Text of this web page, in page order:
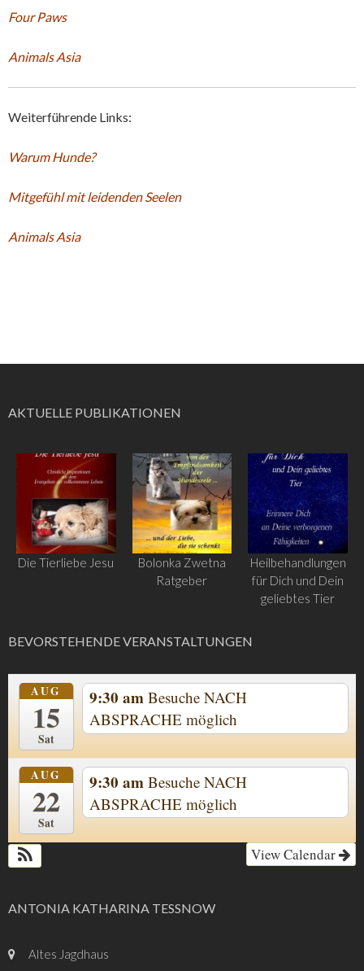
Four Paws
Animals Asia
Weiterführende Links:
Warum Hunde?
Mitgefühl mit leidenden Seelen
Animals Asia
AKTUELLE PUBLIKATIONEN
Die Tierliebe Jesu
Bolonka Zwetna
Ratgeber
Heilbehandlungen
für Dich und Dein
geliebtes Tier
BEVORSTEHENDE VERANSTALTUNGEN
AUG
15
Sat
9:30 am Besuche NACH
ABSPRACHE möglich
AUG
22
Sat
9:30 am Besuche NACH
ABSPRACHE möglich
View Calendar
ANTONIA KATHARINA TESSNOW
Altes Jagdhaus